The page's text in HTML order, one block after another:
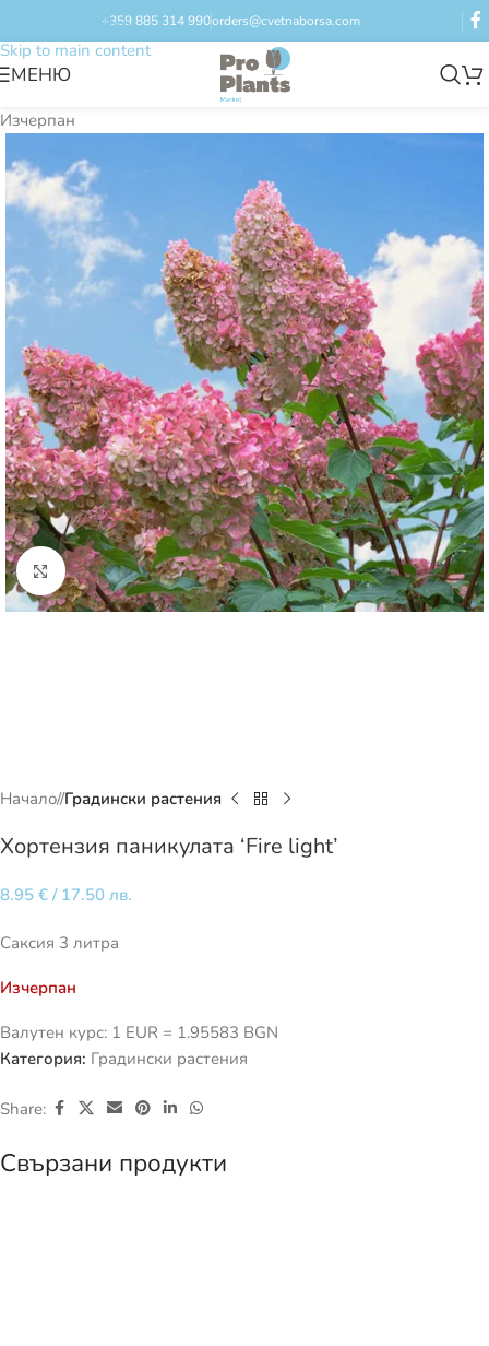
Skip to navigation
Skip to main content
+359 885 314 990orders@cvetnaborsa.com
МЕНЮ
Изчерпан
Кликнете за уголемяване
Начало/ Градински растения
Хортензия паникулата ‘Fire light’
8.95 € / 17.50 лв.
Саксия 3 литра
Изчерпан
Валутен курс: 1 EUR = 1.95583 BGN
Категория: Градински растения
Share:
Свързани продукти